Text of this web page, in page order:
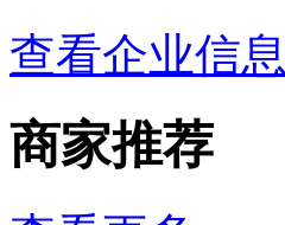
查看企业信息
商家推荐